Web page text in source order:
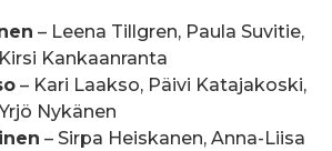
– Leena Tillgren, Paula Suvitie,
Kankaanranta
– Kari Laakso, Päivi Katajakoski,
Nykänen
– Sirpa Heiskanen, Anna-Liisa